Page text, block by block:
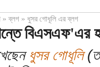
»ব্লগ» ধুসর গোধূলি এর ব্লগ
বিএসএফ'এর
ধুসর গোধূলি